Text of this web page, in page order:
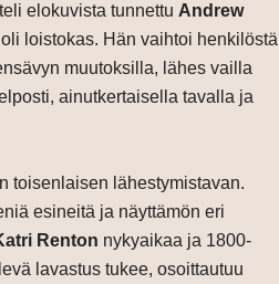
elokuvista tunnettu Andrew
loistokas. Hän vaihtoi henkilöstä
muutoksilla, lähes vailla
ainutkertaisella tavalla ja
toisenlaisen lähestymistavan.
esineitä ja näyttämön eri
Renton nykyaikaa ja 1800-
lavastus tukee, osoittautuu